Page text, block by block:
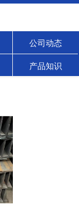
公司动态
产品知识